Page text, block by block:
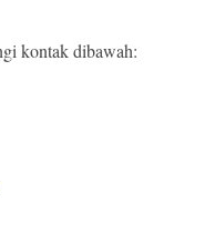
kontak dibawah: